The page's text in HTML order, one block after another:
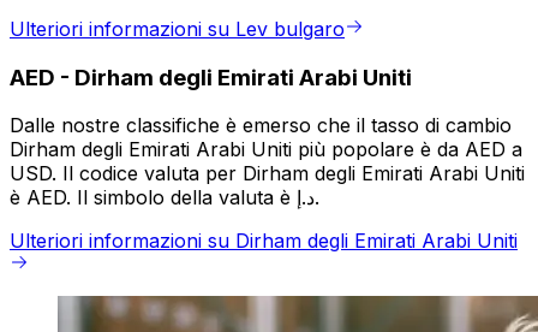
Ulteriori informazioni su Lev bulgaro
AED - Dirham degli Emirati Arabi Uniti
Dalle nostre classifiche è emerso che il tasso di cambio
Dirham degli Emirati Arabi Uniti più popolare è da AED a
USD. Il codice valuta per Dirham degli Emirati Arabi Uniti
è AED. Il simbolo della valuta è د.إ.
Ulteriori informazioni su Dirham degli Emirati Arabi Uniti